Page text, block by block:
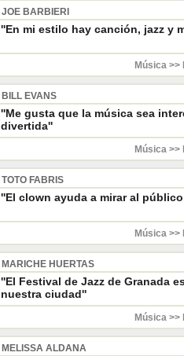
JOE BARBIERI
''En mi estilo hay canción, jazz y
Música
BILL EVANS
''Me gusta que la música sea
divertida''
Música
TOTO FABRIS
''El clown ayuda a mirar al
Música
MARICHE HUERTAS
''El Festival de Jazz de Granada
nuestra ciudad''
Música
MELISSA ALDANA